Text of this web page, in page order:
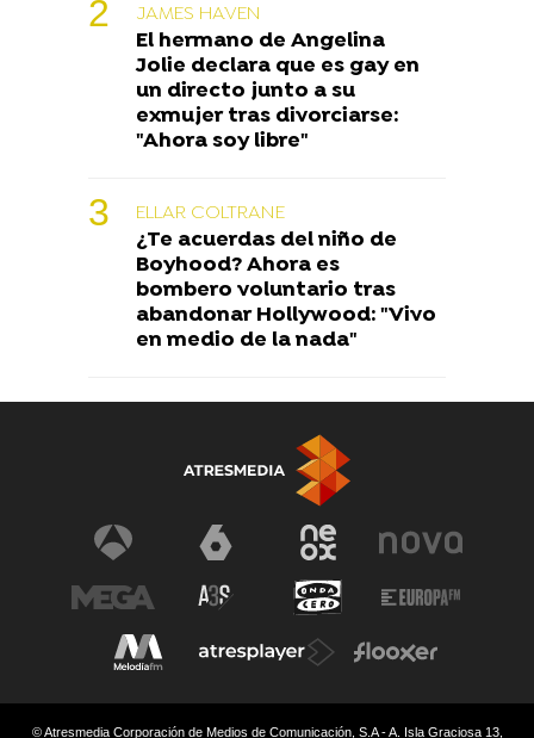
JAMES HAVEN
El hermano de Angelina
Jolie declara que es gay en
un directo junto a su
exmujer tras divorciarse:
"Ahora soy libre"
ELLAR COLTRANE
¿Te acuerdas del niño de
Boyhood? Ahora es
bombero voluntario tras
abandonar Hollywood: "Vivo
en medio de la nada"
© Atresmedia Corporación de Medios de Comunicación, S.A - A. Isla Graciosa 13,